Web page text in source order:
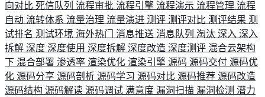
向对比 死信队列 流程审批 流程引擎 流程演示 流程管理 流程
自动 流转体系 流量治理 流量演进 测评 测评对比 测评结果 测
试排名 测试环境 海外热门 消息推送 消息队列 淘汰 深入 深入
拆解 深度 深度使用 深度拆解 深度改造 深度测评 混合云架构
下 混合部署 渗透率 渲染优化 渲染引擎 源码 源码交付 源码优
化 源码分享 源码剖析 源码学习 源码对比 源码推荐 源码改造
源码结构 源码解读 源码调试 满意度 漏洞扫描 漏洞检测 潜力